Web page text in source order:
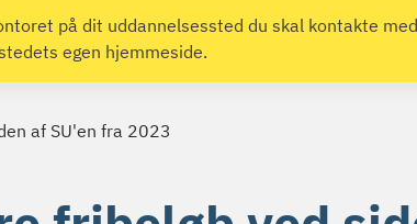
på dit uddannelsessted du skal kontakte
egen hjemmeside.
af SU'en fra 2023